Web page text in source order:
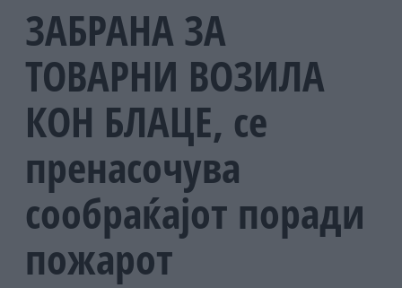
ЗАБРАНА ЗА
ТОВАРНИ ВОЗИЛА
КОН БЛАЦЕ, се
пренасочува
сообраќајот поради
пожарот